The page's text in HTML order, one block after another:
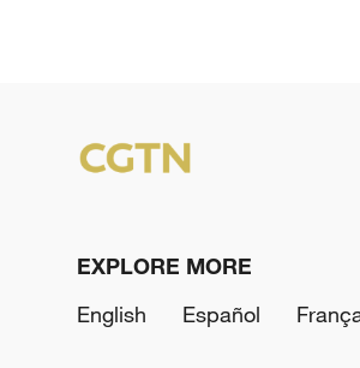
EXPLORE MORE
English
Español